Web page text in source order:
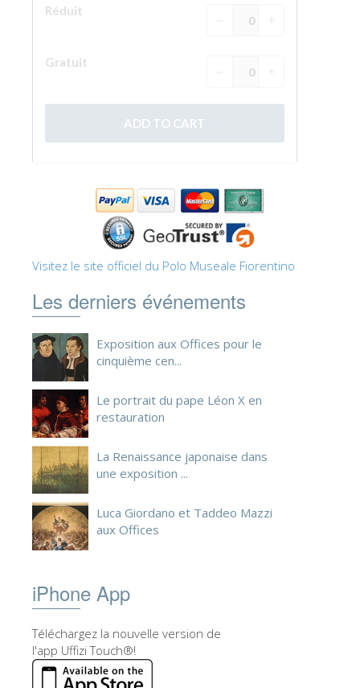
FRANÇAIS
ESPAÑOL
Visitez le site officiel du Polo Museale Fiorentino
Les derniers événements
Exposition aux Offices pour le
cinquième cen...
Le portrait du pape Léon X en
restauration
La Renaissance japonaise dans
une exposition ...
Luca Giordano et Taddeo Mazzi
aux Offices
iPhone App
Téléchargez la nouvelle version de
l'app Uffizi Touch®!